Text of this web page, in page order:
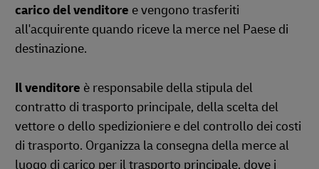
carico del venditore e vengono trasferiti
all'acquirente quando riceve la merce nel Paese di
destinazione.
Il venditore è responsabile della stipula del
contratto di trasporto principale, della scelta del
vettore o dello spedizioniere e del controllo dei costi
di trasporto. Organizza la consegna della merce al
luogo di carico per il trasporto principale, dove i